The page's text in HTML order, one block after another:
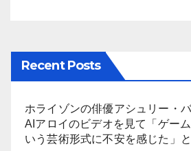
Recent Posts
ホライゾンの俳優アシュリー・
AIアロイのビデオを見て「ゲー
いう芸術形式に不安を感じた」